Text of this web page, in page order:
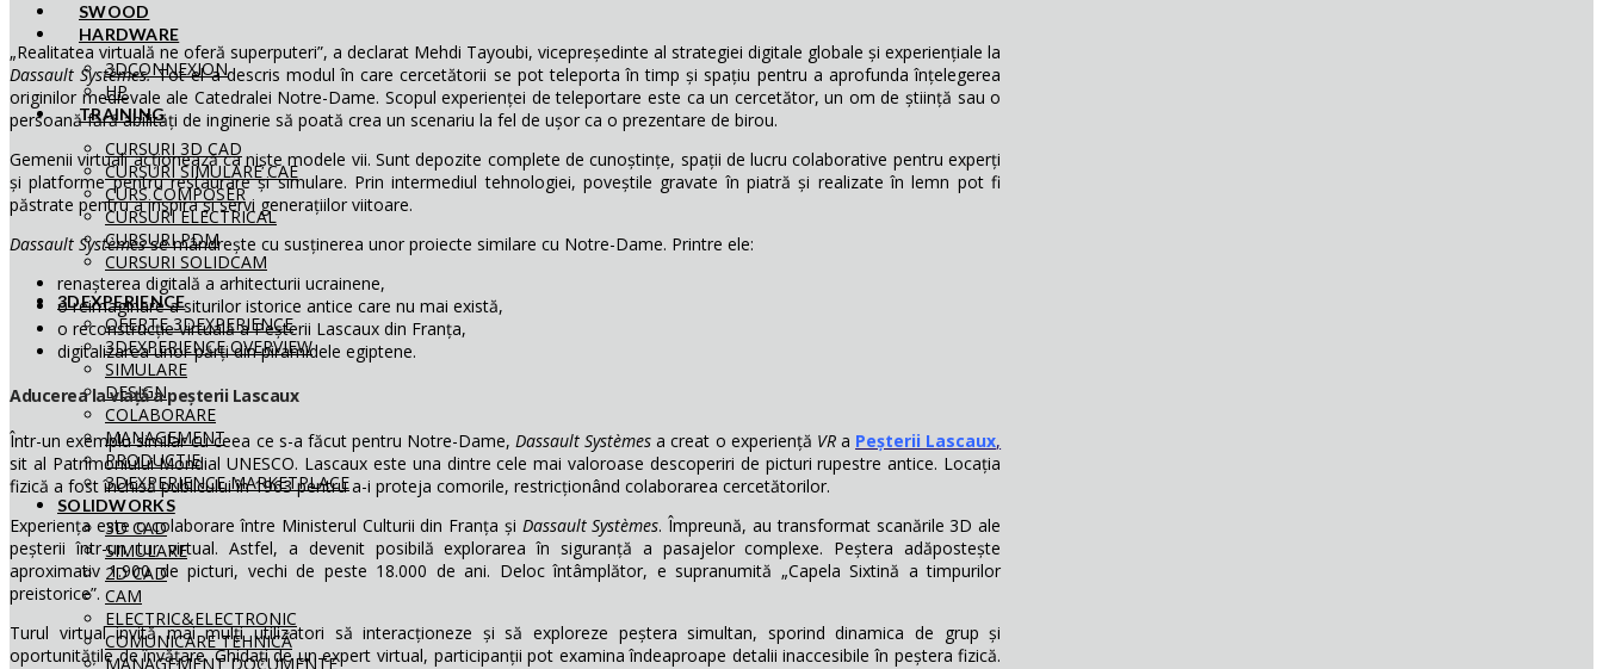
SWOOD
HARDWARE
3DCONNEXION
HP
TRAINING
CURSURI 3D CAD
CURSURI SIMULARE CAE
CURS COMPOSER
CURSURI ELECTRICAL
CURSURI PDM
CURSURI SOLIDCAM
3DEXPERIENCE
OFERTE 3DEXPERIENCE
3DEXPERIENCE OVERVIEW
SIMULARE
DESIGN
COLABORARE
MANAGEMENT
PRODUCTIE
3DEXPERIENCE MARKETPLACE
SOLIDWORKS
3D CAD
SIMULARE
2D CAD
CAM
ELECTRIC&ELECTRONIC
COMUNICARE TEHNICĂ
MANAGEMENT DOCUMENTE
„Realitatea virtuală ne oferă superputeri”, a declarat Mehdi Tayoubi, vicepreședinte al strategiei digitale globale și experiențiale la
Dassault Systèmes.Tot el a descris modul în care cercetătorii se pot teleporta în timp și spațiu pentru a aprofunda înțelegerea
originilor medievale ale Catedralei Notre-Dame. Scopul experienței de teleportare este ca un cercetător, un om de știință sau o
persoană fără abilități de inginerie să poată crea un scenariu la fel de ușor ca o prezentare de birou.
Gemenii virtuali acționează ca niște modele vii. Sunt depozite complete de cunoștințe, spații de lucru colaborative pentru experți
și platforme pentru restaurare și simulare. Prin intermediul tehnologiei, poveștile gravate în piatră și realizate în lemn pot fi
păstrate pentru a inspira și servi generațiilor viitoare.
Dassault Systèmesse mândrește cu susținerea unor proiecte similare cu Notre-Dame. Printre ele:
renașterea digitală a arhitecturii ucrainene,
o reimaginare a siturilor istorice antice care nu mai există,
o reconstrucție virtuală a Peșterii Lascaux din Franța,
digitalizarea unor părți din piramidele egiptene.
Aducerea la viață a peșterii Lascaux
Într-un exemplu similar cu ceea ce s-a făcut pentru Notre-Dame,Dassault Systèmes a creat o experiență VRa Peșterii Lascaux,
sit al Patrimoniului Mondial UNESCO. Lascaux este una dintre cele mai valoroase descoperiri de picturi rupestre antice. Locația
fizică a fost închisă publicului în 1963 pentru a-i proteja comorile, restricționând colaborarea cercetătorilor.
Experiența este o colaborare între Ministerul Culturii din Franța și Dassault Systèmes. Împreună, au transformat scanările 3D ale
peșterii într-un tur virtual. Astfel, a devenit posibilă explorarea în siguranță a pasajelor complexe. Peștera adăpostește
aproximativ 1.900 de picturi, vechi de peste 18.000 de ani. Deloc întâmplător, e supranumită „Capela Sixtină a timpurilor
preistorice”.
Turul virtual invită mai mulți utilizatori să interacționeze și să exploreze peștera simultan, sporind dinamica de grup și
oportunitățile de învățare. Ghidați de un expert virtual, participanții pot examina îndeaproape detalii inaccesibile în peștera fizică.